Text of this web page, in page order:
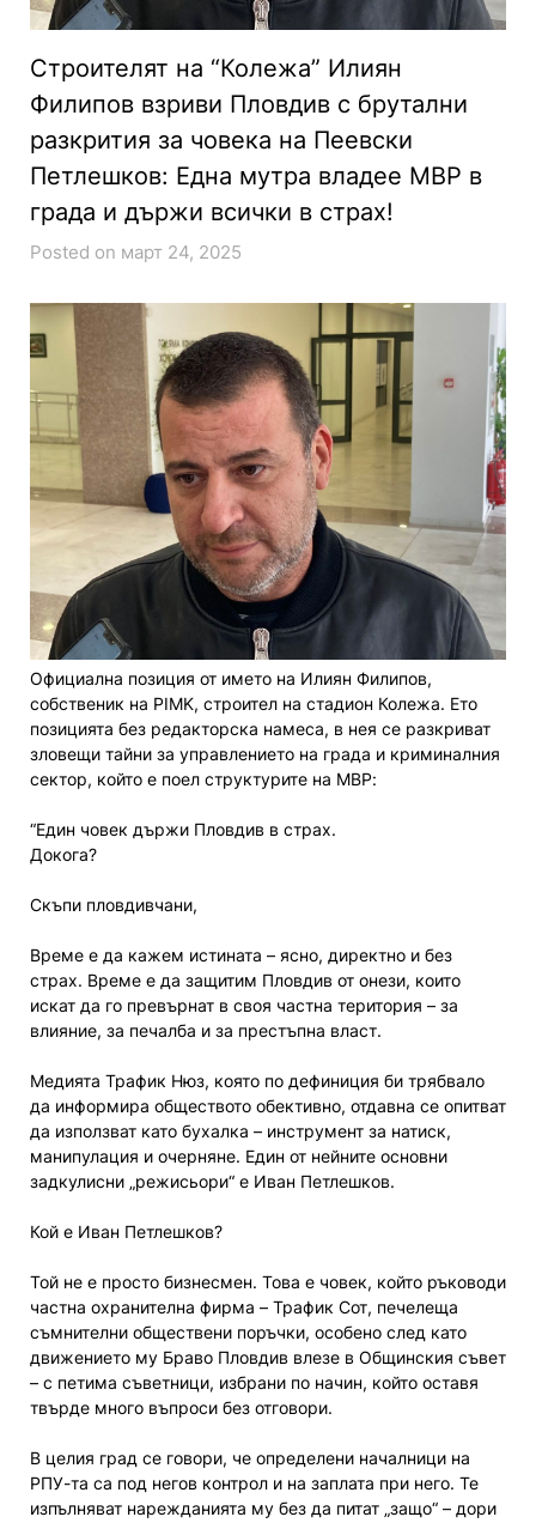
Строителят на “Колежа” Илиян
Филипов взриви Пловдив с брутални
разкрития за човека на Пеевски
Петлешков: Една мутра владее МВР в
града и държи всички в страх!
Posted on март 24, 2025
Официална позиция от името на Илиян Филипов,
собственик на PIMK, строител на стадион Колежа. Ето
позицията без редакторска намеса, в нея се разкриват
зловещи тайни за управлението на града и криминалния
сектор, който е поел структурите на МВР:
“Един човек държи Пловдив в страх.
Докога?
Скъпи пловдивчани,
Време е да кажем истината – ясно, директно и без
страх. Време е да защитим Пловдив от онези, които
искат да го превърнат в своя частна територия – за
влияние, за печалба и за престъпна власт.
Медията Трафик Нюз, която по дефиниция би трябвало
да информира обществото обективно, отдавна се опитват
да използват като бухалка – инструмент за натиск,
манипулация и очерняне. Един от нейните основни
задкулисни „режисьори“ е Иван Петлешков.
Кой е Иван Петлешков?
Той не е просто бизнесмен. Това е човек, който ръководи
частна охранителна фирма – Трафик Сот, печелеща
съмнителни обществени поръчки, особено след като
движението му Браво Пловдив влезе в Общинския съвет
– с петима съветници, избрани по начин, който оставя
твърде много въпроси без отговори.
В целия град се говори, че определени началници на
РПУ-та са под негов контрол и на заплата при него. Те
изпълняват нарежданията му без да питат „защо“ – дори